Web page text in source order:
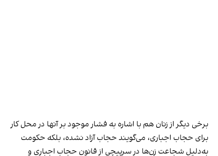
برخی دیگر از زنان هم با اشاره به فشار موجود بر آنها در محل کار
برای حجاب اجباری، می‌گویند حجاب آزاد نشده، بلکه حکومت
به‌دلیل شجاعت زن‌ها در سرپیچی از قانون حجاب اجباری و